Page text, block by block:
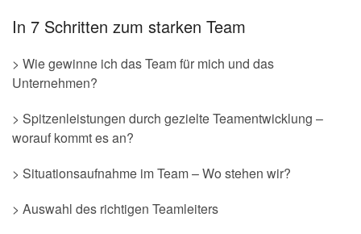
In 7 Schritten zum starken Team
> Wie gewinne ich das Team für mich und das
Unternehmen?
> Spitzenleistungen durch gezielte Teamentwicklung –
worauf kommt es an?
> Situationsaufnahme im Team – Wo stehen wir?
> Auswahl des richtigen Teamleiters